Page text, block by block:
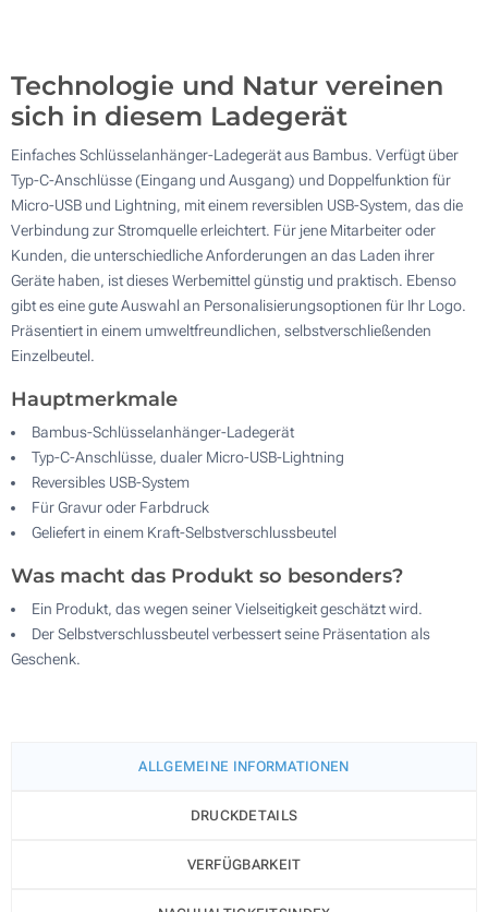
Technologie und Natur vereinen
sich in diesem Ladegerät
Einfaches Schlüsselanhänger-Ladegerät aus Bambus. Verfügt über
Typ-C-Anschlüsse (Eingang und Ausgang) und Doppelfunktion für
Micro-USB und Lightning, mit einem reversiblen USB-System, das die
Verbindung zur Stromquelle erleichtert. Für jene Mitarbeiter oder
Kunden, die unterschiedliche Anforderungen an das Laden ihrer
Geräte haben, ist dieses Werbemittel günstig und praktisch. Ebenso
gibt es eine gute Auswahl an Personalisierungsoptionen für Ihr Logo.
Präsentiert in einem umweltfreundlichen, selbstverschließenden
Einzelbeutel.
Hauptmerkmale
Bambus-Schlüsselanhänger-Ladegerät
Typ-C-Anschlüsse, dualer Micro-USB-Lightning
Reversibles USB-System
Für Gravur oder Farbdruck
Geliefert in einem Kraft-Selbstverschlussbeutel
Was macht das Produkt so besonders?
Ein Produkt, das wegen seiner Vielseitigkeit geschätzt wird.
Der Selbstverschlussbeutel verbessert seine Präsentation als
Geschenk.
ALLGEMEINE INFORMATIONEN
DRUCKDETAILS
VERFÜGBARKEIT